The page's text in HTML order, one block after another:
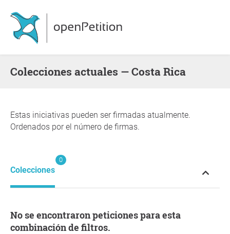
Colecciones actuales — Costa Rica
Estas iniciativas pueden ser firmadas atualmente.
Ordenados por el número de firmas.
Colecciones
0
No se encontraron peticiones para esta
combinación de filtros.